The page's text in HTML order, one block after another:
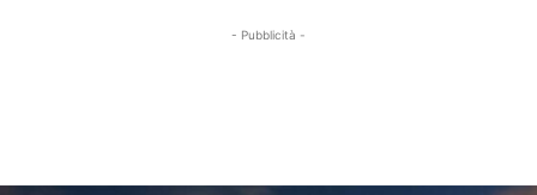
- Pubblicità -